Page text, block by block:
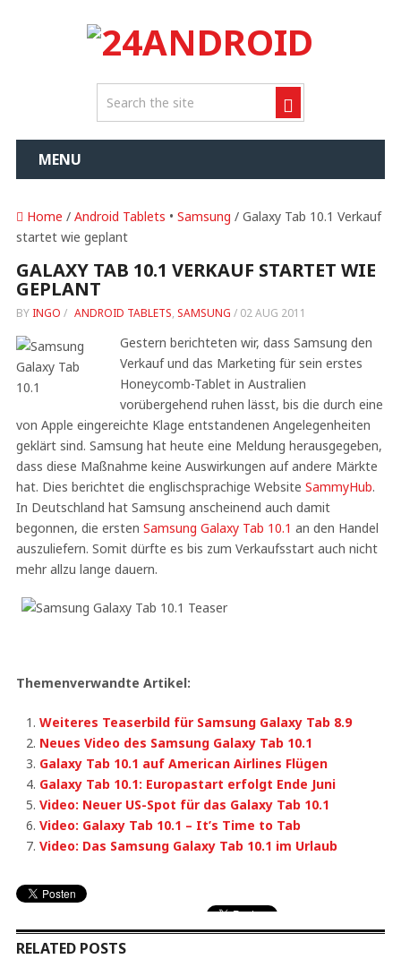
MENU
Home / Android Tablets • Samsung / Galaxy Tab 10.1 Verkauf
startet wie geplant
GALAXY TAB 10.1 VERKAUF STARTET WIE
GEPLANT
BY INGO / ANDROID TABLETS, SAMSUNG / 02 AUG 2011
Gestern berichteten wir, dass Samsung den
Verkauf und das Marketing für sein erstes
Honeycomb-Tablet in Australien
vorübergehend ruhen lässt, bis die durch eine
von Apple eingereichte Klage entstandenen Angelegenheiten
geklärt sind. Samsung hat heute eine Meldung herausgegeben,
dass diese Maßnahme keine Auswirkungen auf andere Märkte
hat. Dies berichtet die englischsprachige Website SammyHub.
In Deutschland hat Samsung anscheinend auch damit
begonnen, die ersten Samsung Galaxy Tab 10.1 an den Handel
auszuliefern. Somit dürfte es bis zum Verkaufsstart auch nicht
mehr allzu lange dauern.
Themenverwandte Artikel:
Weiteres Teaserbild für Samsung Galaxy Tab 8.9
Neues Video des Samsung Galaxy Tab 10.1
Galaxy Tab 10.1 auf American Airlines Flügen
Galaxy Tab 10.1: Europastart erfolgt Ende Juni
Video: Neuer US-Spot für das Galaxy Tab 10.1
Video: Galaxy Tab 10.1 – It’s Time to Tab
Video: Das Samsung Galaxy Tab 10.1 im Urlaub
RELATED POSTS